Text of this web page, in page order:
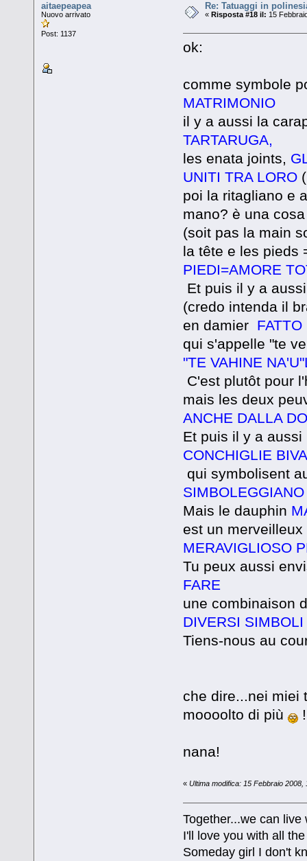
aitaepeapea
Nuovo arrivato
Post: 1137
Re: Tatuaggi in
« Risposta #18 il: 15
ok:
comme symbole
MATRIMONIO
il y a aussi la
TARTARUGA,
les enata joints,
UNITI TRA LORO
poi la ritagliano e
mano? è una
(soit pas la main
la tête e les pieds
PIEDI=AMORE
Et puis il y a
(credo intenda il
en damier
qui s'appelle "te
"TE VAHINE
C'est plutôt pour
mais les deux
ANCHE DALLA
Et puis il y a
CONCHIGLIE
qui symbolisent
Mais le dauphin
est un
MERAVIGLIOSO
Tu peux aussi
FARE
une combinaison
DIVERSI SIMBOLI
Tiens-nous au
che dire...nei miei
moooolto di più
!
nana!
« Ultima modifica: 15 Febbraio 2008,
Together...we can live
I'll love you with all
Someday girl I don't